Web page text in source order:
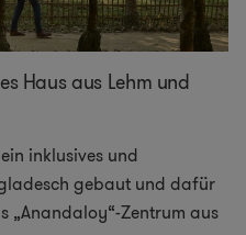
Haus aus Lehm und
inklusives und
gebaut und dafür
„Anandaloy“-Zentrum aus